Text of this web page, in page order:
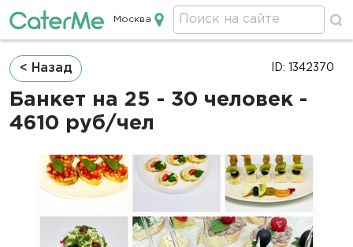
Кейтеринг в Москве
Москва
Строка
навигации
< Назад
Банкет на 25 - 30 человек -
4610 руб/чел
ID: 1342370